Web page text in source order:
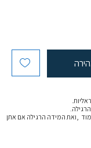
,ואת המידה הרגילה אם אתן